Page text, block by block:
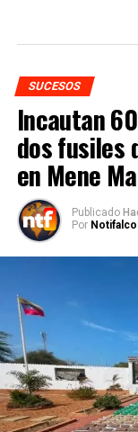
SUCESOS
Incautan
dos fusiles
en Mene
Publicado
Por